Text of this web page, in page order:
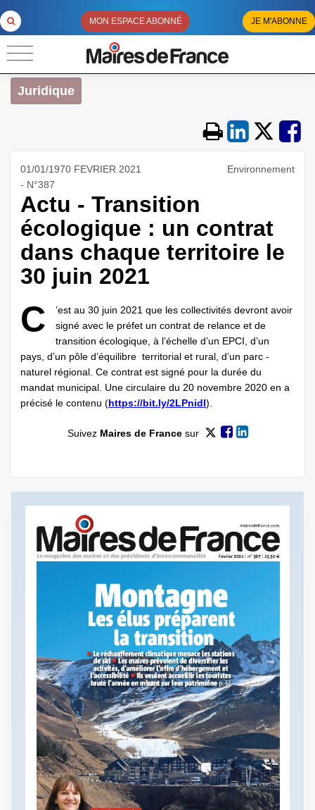
MON ESPACE ABONNÉ JE M'ABONNE
Juridique
01/01/1970 FEVRIER 2021
- N°387
Environnement
Actu - Transition
écologique : un contrat
dans chaque territoire le
30 juin 2021
C
’est au 30 juin 2021 que les collectivités devront avoir
signé avec le préfet un contrat de relance et de
transition écologique, à l’échelle d’un EPCI, d’un
pays, d’un pôle d’équilibre territorial et rural, d’un parc ­
naturel régional. Ce contrat est signé pour la durée du
mandat municipal. Une circulaire du 20 novembre 2020 en a
précisé le contenu (https://bit.ly/2LPnidI).
Suivez Maires de Francesur